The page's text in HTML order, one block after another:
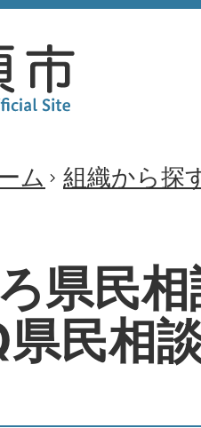
ム 組織から探
県民
民相